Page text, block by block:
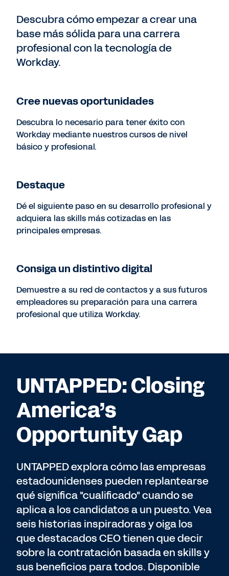
Descubra cómo empezar a crear una
base más sólida para una carrera
profesional con la tecnología de
Workday.
Cree nuevas oportunidades
Descubra lo necesario para tener éxito con
Workday mediante nuestros cursos de nivel
básico y profesional.
Destaque
Dé el siguiente paso en su desarrollo profesional y
adquiera las skills más cotizadas en las
principales empresas.
Consiga un distintivo digital
Demuestre a su red de contactos y a sus futuros
empleadores su preparación para una carrera
profesional que utiliza Workday.
UNTAPPED: Closing
America’s
Opportunity Gap
UNTAPPED explora cómo las empresas
estadounidenses pueden replantearse
qué significa "cualificado" cuando se
aplica a los candidatos a un puesto. Vea
seis historias inspiradoras y oiga los
que destacados CEO tienen que decir
sobre la contratación basada en skills y
sus beneficios para todos. Disponible